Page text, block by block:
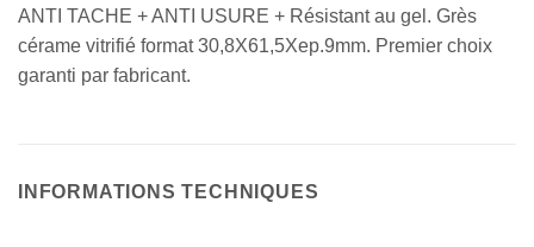
ANTI TACHE + ANTI USURE + Résistant au gel. Grès
cérame vitrifié format 30,8X61,5Xep.9mm. Premier choix
garanti par fabricant.
INFORMATIONS TECHNIQUES